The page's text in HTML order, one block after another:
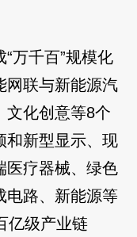
万千百”规模化
网联与新能源汽
文化创意等8个
和新型显示、现
医疗器械、绿色
电路、新能源等
亿级产业链